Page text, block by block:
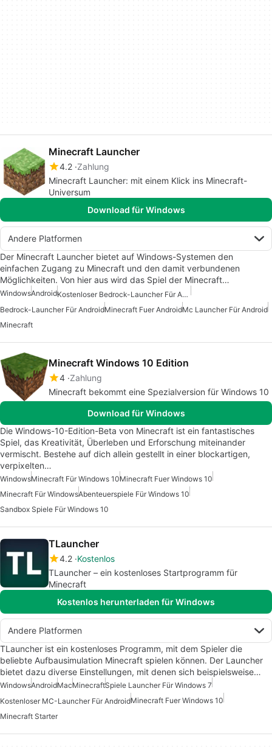
Minecraft Launcher
4.2 Zahlung
Minecraft Launcher: mit einem Klick ins Minecraft-
Universum
Download für Windows
Andere Platformen
Der Minecraft Launcher bietet auf Windows-Systemen den
einfachen Zugang zu Minecraft und den damit verbundenen
Möglichkeiten. Von hier aus wird das Spiel der Minecraft…
WindowsAndroid
Kostenloser Bedrock-Launcher Für Android
Bedrock-Launcher Für AndroidMinecraft Fuer AndroidMc Launcher Für Android
Minecraft
Minecraft Windows 10 Edition
4 Zahlung
Minecraft bekommt eine Spezialversion für Windows 10
Download für Windows
Die Windows-10-Edition-Beta von Minecraft ist ein fantastisches
Spiel, das Kreativität, Überleben und Erforschung miteinander
vermischt. Bestehe auf dich allein gestellt in einer blockartigen,
verpixelten…
WindowsMinecraft Für Windows 10Minecraft Fuer Windows 10
Minecraft Für WindowsAbenteuerspiele Für Windows 10
Sandbox Spiele Für Windows 10
TLauncher
4.2 Kostenlos
TLauncher – ein kostenloses Startprogramm für
Minecraft
Kostenlos herunterladen für Windows
Andere Platformen
TLauncher ist ein kostenloses Programm, mit dem Spieler die
beliebte Aufbausimulation Minecraft spielen können. Der Launcher
bietet dazu diverse Einstellungen, mit denen sich beispielsweise…
WindowsAndroidMacMinecraftSpiele Launcher Für Windows 7
Kostenloser MC-Launcher Für AndroidMinecraft Fuer Windows 10
Minecraft Starter